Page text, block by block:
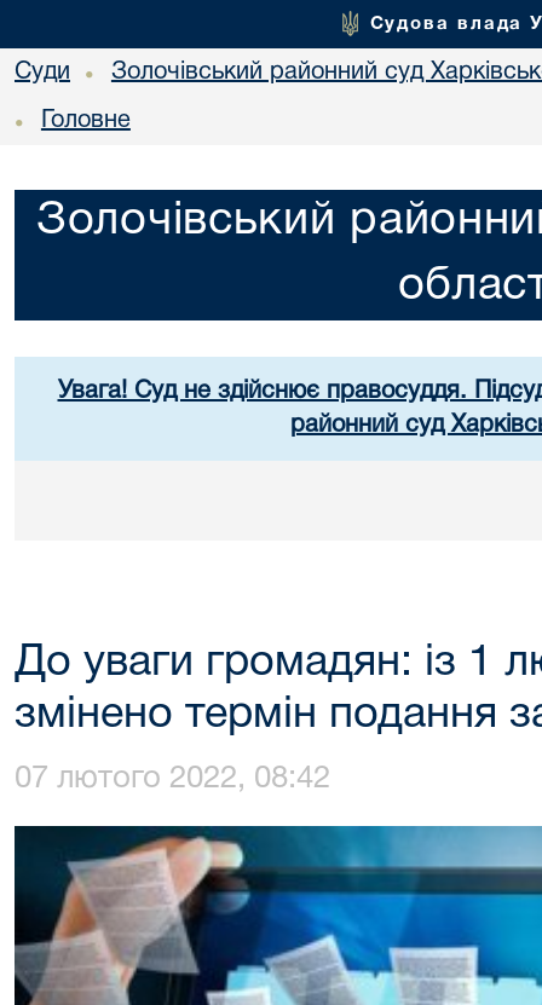
Судова влада
Суди • Золочівський районний суд
• Головне
Золочівський
Увага! Суд не здійснює правосуддя.
районний суд
До уваги громадян: із 1
змінено термін подання
07 лютого 2022, 08:42